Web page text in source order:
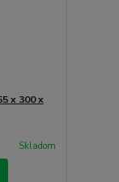
x 300 x
Skladom